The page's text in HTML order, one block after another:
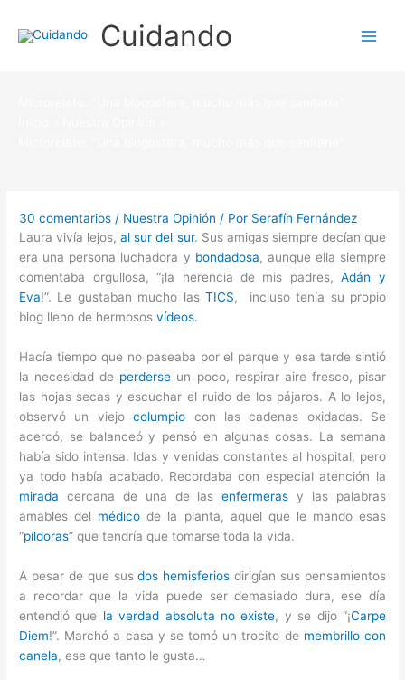
Cuidando
30 comentarios / Nuestra Opinión / Por Serafín Fernández
Laura vivía lejos,al sur del sur. Sus amigas siempre decían que
era una persona luchadora y bondadosa, aunque ella siempre
comentaba orgullosa, “¡la herencia de mis padres,Adán y
Eva!”. Le gustaban mucho las TICS, incluso tenía su propio
blog lleno de hermososvídeos.
Hacía tiempo que no paseaba por el parque y esa tarde sintió
la necesidad de perderse un poco, respirar aire fresco, pisar
las hojas secas y escuchar el ruido de los pájaros. A lo lejos,
observó un viejocolumpio con las cadenas oxidadas. Se
acercó, se balanceó y pensó en algunas cosas. La semana
había sido intensa. Idas y venidas constantes al hospital, pero
ya todo había acabado. Recordaba con especial atención la
mirada cercana de una de lasenfermeras y las palabras
amables del médico de la planta, aquel que le mando esas
“píldoras” que tendría que tomarse toda la vida.
A pesar de que susdos hemisferios dirigían sus pensamientos
a recordar que la vida puede ser demasiado dura, ese día
entendió que la verdad absoluta no existe, y se dijo “¡Carpe
Diem!”. Marchó a casa y se tomó un trocito de membrillo con
canela, ese que tanto le gusta…